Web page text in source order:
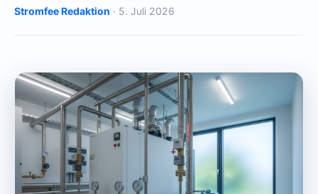
Stromfee Redaktion · 5. Juli 2026